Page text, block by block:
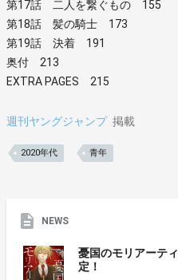
第17話 二人を繋ぐもの 155
第18話 髪の騎士 173
第19話 決着 191
奥付 213
EXTRA PAGES 215
週刊ヤングジャンプ 掲載
2020年代 青年
NEWS
憂国のモリアーテ
定！